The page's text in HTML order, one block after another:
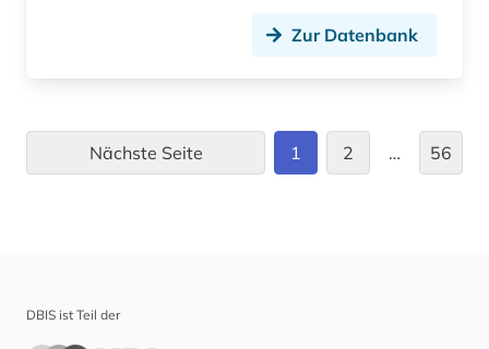
gymnasiallehrer; hochschullehrer; dramatiker;
dramatiker (1)
Zur Datenbank
Nächste Seite 1 2 … 56
DBIS ist Teil der